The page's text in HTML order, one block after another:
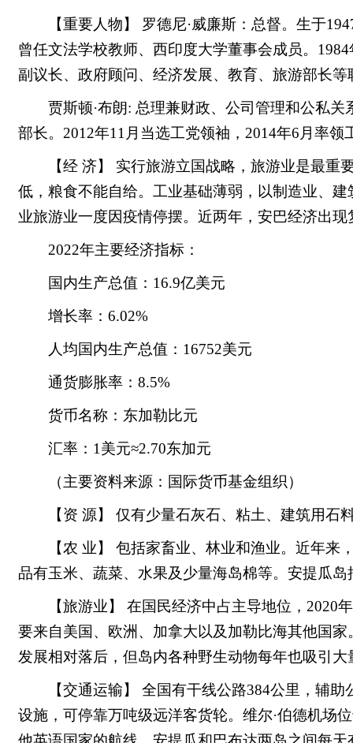
【重要人物】 罗德尼·威廉斯：总督。生于
曾任文法学校教师、西印度大学董事会成员。
副议长、政府顾问、经济发展、教育、旅游部长等
贾斯顿·布朗: 总理兼财政、公司管理和公私
部长。2012年11月当选工党领袖，2014年6月率
【经 济】 实行旅游立国战略，旅游业是最
低，粮食不能自给。工业基础薄弱，以制造业、
业旅游业一度因疫情停摆。近两年，安巴经济出现
2022年主要经济指标：
国内生产总值：16.9亿美元
增长率：6.02%
人均国内生产总值：16752美元
通货膨胀率：8.5%
货币名称：东加勒比元
汇率：1美元≈2.70东加元
（主要资料来源：国际货币基金组织）
【资 源】 仅有少量石灰石、粘土、建筑用石
【农 业】 包括家畜业、林业和渔业。近年
品有玉米、蔬菜、水果及少量海岛棉等。安提瓜
【旅游业】 在国民经济中占主导地位，
要来自美国、欧洲、加拿大以及加勒比海其他国
发展相对落后，但岛内各种野生动物每年也吸引大
【交通运输】 全国有干线公路384公里，辅
设施，可停靠万吨级远洋客货轮。维尔·伯德机场